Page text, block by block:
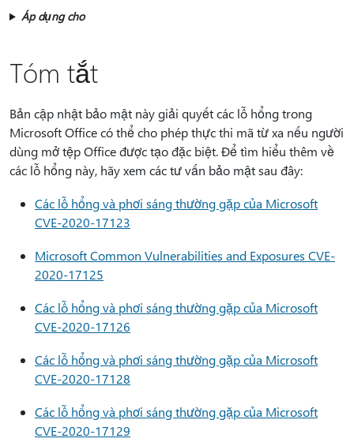
Áp dụng cho
Tóm tắt
Bản cập nhật bảo mật này giải quyết các lỗ hổng trong
Microsoft Office có thể cho phép thực thi mã từ xa nếu người
dùng mở tệp Office được tạo đặc biệt. Để tìm hiểu thêm về
các lỗ hổng này, hãy xem các tư vấn bảo mật sau đây:
Các lỗ hổng và phơi sáng thường gặp của Microsoft
CVE-2020-17123
Microsoft Common Vulnerabilities and Exposures CVE-
2020-17125
Các lỗ hổng và phơi sáng thường gặp của Microsoft
CVE-2020-17126
Các lỗ hổng và phơi sáng thường gặp của Microsoft
CVE-2020-17128
Các lỗ hổng và phơi sáng thường gặp của Microsoft
CVE-2020-17129